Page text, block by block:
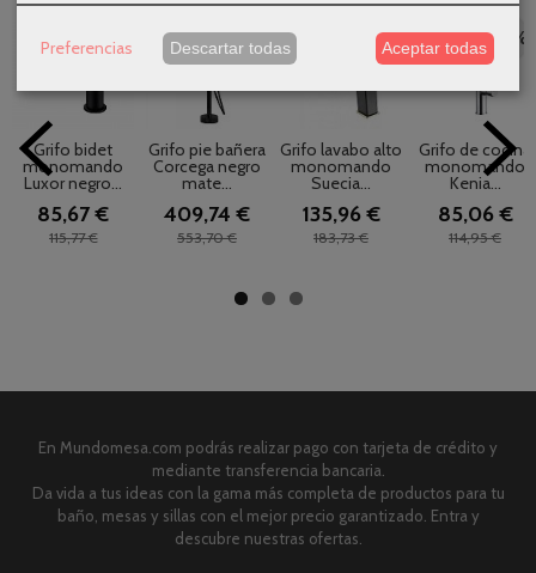
-26 %
Grifo bidet
monomando
Luxor negro...
85,67 €
115,77 €
-26 %
Grifo pie bañera
Corcega negro
mate...
409,74 €
553,70 €
-26 %
Grifo lavabo alto
monomando
Suecia...
135,96 €
183,73 €
-26 %
Grifo de cocina
monomando
Kenia...
85,06 €
114,95 €
En Mundomesa.com podrás realizar pago con tarjeta de crédito y
mediante transferencia bancaria.
Da vida a tus ideas con la gama más completa de productos para tu
baño, mesas y sillas con el mejor precio garantizado. Entra y
descubre nuestras ofertas.
Preferencias Descartar todas Aceptar todas